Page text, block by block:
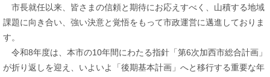
市長就任以来、皆さまの信頼と期待にお応えすべく、山積する地域
課題に向き合い、強い決意と覚悟をもって市政運営に邁進しておりま
す。
令和8年度は、本市の10年間にわたる指針「第6次加西市総合計画」
が折り返しを迎え、いよいよ「後期基本計画」へと移行する重要な年